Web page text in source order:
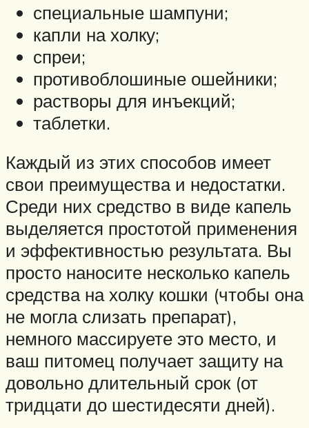
специальные шампуни;
капли на холку;
спреи;
противоблошиные ошейники;
растворы для инъекций;
таблетки.
Каждый из этих способов имеет
свои преимущества и недостатки.
Среди них средство в виде капель
выделяется простотой применения
и эффективностью результата. Вы
просто наносите несколько капель
средства на холку кошки (чтобы она
не могла слизать препарат),
немного массируете это место, и
ваш питомец получает защиту на
довольно длительный срок (от
тридцати до шестидесяти дней).